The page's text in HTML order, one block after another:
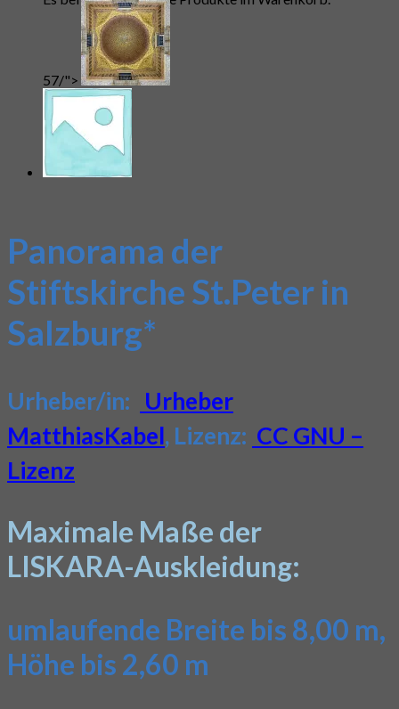
57/">
Panorama der
Stiftskirche St.Peter in
Salzburg*
Urheber/in: Urheber
MatthiasKabel, Lizenz: CC GNU –
Lizenz
Maximale Maße der
LISKARA-Auskleidung:
umlaufende Breite bis 8,00 m,
Höhe bis 2,60 m